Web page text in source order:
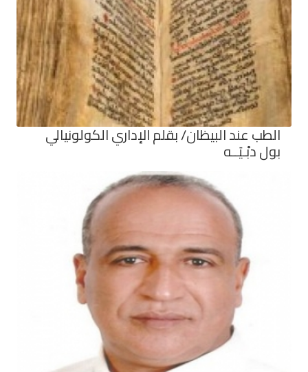
الطب عند البيظان/ بقلم الإداري الكولونيالي
بول دبْـيَــه